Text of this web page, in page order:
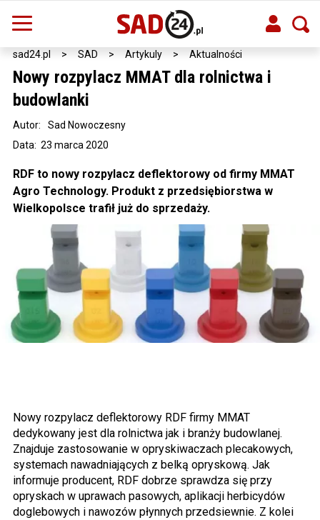
sad24.pl > SAD > Artykuly > Aktualności
Nowy rozpylacz MMAT dla rolnictwa i
budowlanki
Data: 23 marca 2020
Autor: Sad Nowoczesny
RDF to nowy rozpylacz deflektorowy od firmy MMAT
Agro Technology. Produkt z przedsiębiorstwa w
Wielkopolsce trafił już do sprzedaży.
Nowy rozpylacz deflektorowy RDF firmy MMAT
dedykowany jest dla rolnictwa jak i branży budowlanej.
Znajduje zastosowanie w opryskiwaczach plecakowych,
systemach nawadniających z belką opryskową. Jak
informuje producent, RDF dobrze sprawdza się przy
opryskach w uprawach pasowych, aplikacji herbicydów
doglebowych i nawozów płynnych przedsiewnie. Z kolei